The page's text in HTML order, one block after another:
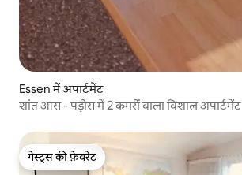
Essen में अपार्टमेंट
शांत आस - पड़ोस में 2 कमरों वाला विशाल अपार्टमेंट
गेस्ट्स की फ़ेवरेट
गेस्ट्स की फ़ेवरेट